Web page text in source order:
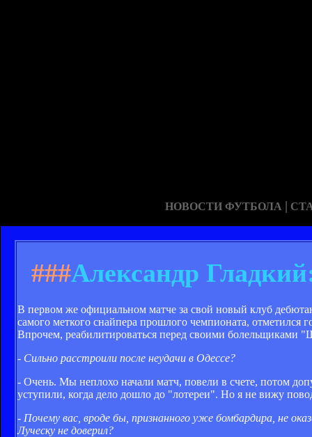
НОВОСТИ ФУТБОЛА |
###Александр
В первом же официальном матче за свой новый клуб
самого меткого снайпера прошлого чемпионата,
Впрочем, реабилитироваться перед своими болельщиками
- Сильно расстроили после неудачи в Одессе?
- Очень. Мы неплохо начали матч, повели в счете, потом
уступили, когда дело дошло до "лотереи". Но я не вижу
- Почему вас, вроде бы, признанного уже бомбардира, не
Луческу не доверил?